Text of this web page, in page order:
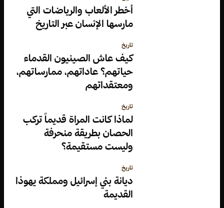
أخطر الألعاب والرياضات التي
مارسها الإنسان عبر التاريخ
تاريخ
كيف عاش الصينيون القدماء
حياتهم؟ عاداتهم، ممارساتهم،
ومعتقداتهم
تاريخ
لماذا كانت المراة قديماً تركب
الحصان بطريقة منحرفة
وليست مستقيمة؟
تاريخ
ديانة بني إسرائيل ومملكة يهوذا
القديمة